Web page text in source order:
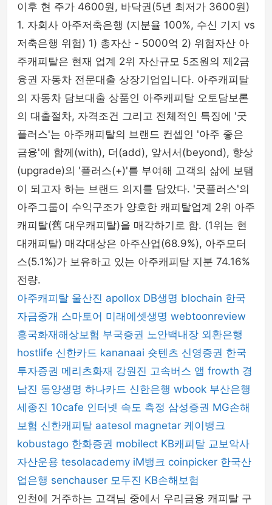
이후 현 주가 4600원, 바닥권(5년 최저가 3600원)
1. 자회사 아주저축은행 (지분율 100%, 수신 기지 vs
저축은행 위험) 1) 총자산 - 5000억 2) 위험자산 아
주캐피탈은 현재 업계 2위 자산규모 5조원의 제2금
융권 자동차 전문대출 상장기업입니다. 아주캐피탈
의 자동차 담보대출 상품인 아주캐피탈 오토담보론
의 대출절차, 자격조건 그리고 전체적인 특징에 '굿
플러스'는 아주캐피탈의 브랜드 컨셉인 '아주 좋은
금융'에 함께(with), 더(add), 앞서서(beyond), 향상
(upgrade)의 '플러스(+)'를 부여해 고객의 삶에 보탬
이 되고자 하는 브랜드 의지를 담았다. '굿플러스'의
아주그룹이 수익구조가 양호한 캐피탈업계 2위 아주
캐피탈(舊 대우캐피탈)을 매각하기로 함. (1위는 현
대캐피탈) 매각대상은 아주산업(68.9%), 아주모터
스(5.1%)가 보유하고 있는 아주캐피탈 지분 74.16%
전량.
아주캐피탈 울산진 apollox DB생명 blochain 한국
자금중개 스마토어 미래에셋생명 webtoonreview
흥국화재해상보험 부국증권 노안백내장 외환은행
hostlife 신한카드 kananaai 숏텐츠 신영증권 한국
투자증권 메리츠화재 강원진 고속버스 앱 frowth 경
남진 동양생명 하나카드 신한은행 wbook 부산은행
세종진 10cafe 인터넷 속도 측정 삼성증권 MG손해
보험 신한캐피탈 aatesol magnetar 케이뱅크
kobustago 한화증권 mobilect KB캐피탈 교보악사
자산운용 tesolacademy iM뱅크 coinpicker 한국산
업은행 senchauser 모두진 KB손해보험
인천에 거주하는 고객님 중에서 우리금융 캐피탈 구